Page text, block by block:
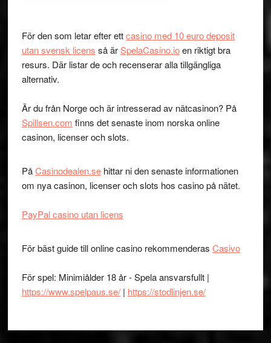
För den som letar efter ettcasino med 10 euro deposit
utan svensk licens så ärSpelaCasino.ioen riktigt bra
resurs. Där listar de och recenserar alla tillgängliga
alternativ.
Är du från Norge och är intresserad av nätcasinon? På
Spillsen.com finns det senaste inom norska online
casinon, licenser och slots.
PåCasinodealen.sehittar ni den senaste informationen
om nya casinon, licenser och slots hos casino på nätet.
PayPal casino utan licens
För bäst guide till online casino rekommenderas Casivo
För spel: Minimiålder 18 år - Spela ansvarsfullt |
https://www.spelpaus.se/| https://stodlinjen.se/